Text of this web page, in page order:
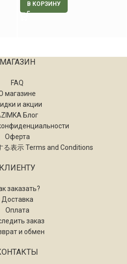
В КОРЗИНУ
МАГАЗИН
FAQ
магазине
и акции
Блог
Оферта
る表示 Terms and Conditions
КЛИЕНТУ
заказать?
Доставка
Оплата
заказ
и обмен